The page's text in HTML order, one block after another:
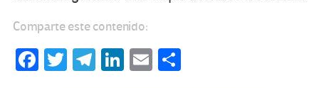
Comparte este contenido:
Fa T
Te
Li
E